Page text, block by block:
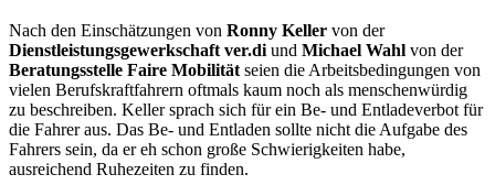
Nach den Einschätzungen von Ronny Keller von der
Dienstleistungsgewerkschaft ver.di und Michael Wahl von der
Beratungsstelle Faire Mobilität seien die Arbeitsbedingungen von
vielen Berufskraftfahrern oftmals kaum noch als menschenwürdig
zu beschreiben. Keller sprach sich für ein Be- und Entladeverbot für
die Fahrer aus. Das Be- und Entladen sollte nicht die Aufgabe des
Fahrers sein, da er eh schon große Schwierigkeiten habe,
ausreichend Ruhezeiten zu finden.